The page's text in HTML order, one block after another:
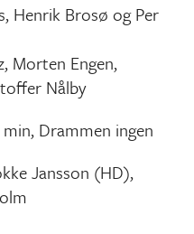
Henrik Brosø og Per
Morten Engen,
Nålby
Drammen ingen
Jansson (HD),